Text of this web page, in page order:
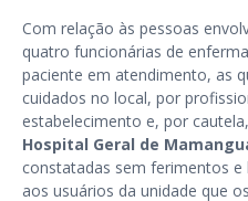
Com relação às pessoas
quatro funcionárias de
paciente em atendimento, as
cuidados no local, por
estabelecimento e, por
Hospital Geral de
constatadas sem ferimentos e
aos usuários da unidade que